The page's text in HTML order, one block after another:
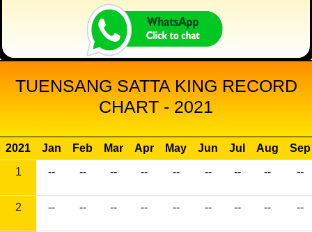
TUENSANG SATTA KING RECORD
CHART - 2021
2021 Jan Feb Mar Apr May Jun Jul Aug
Sep
1
-- -- -- -- -- -- -- -- --
2 -- -- -- -- -- -- -- -- --